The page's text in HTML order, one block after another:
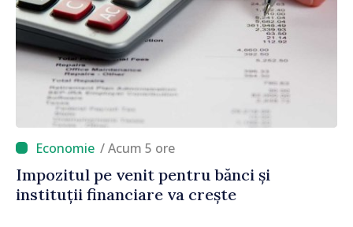
/ Acum 5 ore
Impozitul pe venit pentru bănci și
instituții financiare va crește